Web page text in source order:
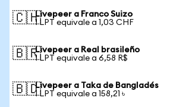
🇨🇭Livepeer a Franco Suizo
1 LPT equivale a 1,03 CHF
🇧🇷Livepeer a Real brasileño
1 LPT equivale a 6,58 R$
🇧🇩Livepeer a Taka de Bangladés
1 LPT equivale a 158,21 ৳